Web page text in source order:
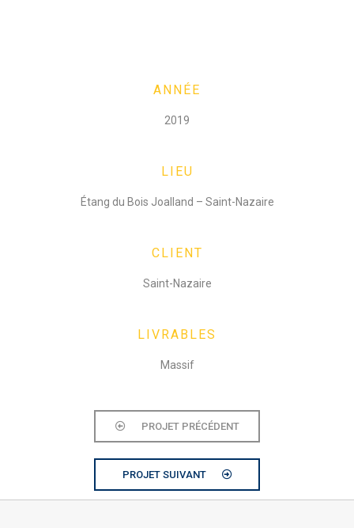
ANNÉE
2019
LIEU
Étang du Bois Joalland – Saint-Nazaire
CLIENT
Saint-Nazaire
LIVRABLES
Massif
PROJET PRÉCÉDENT
PROJET SUIVANT